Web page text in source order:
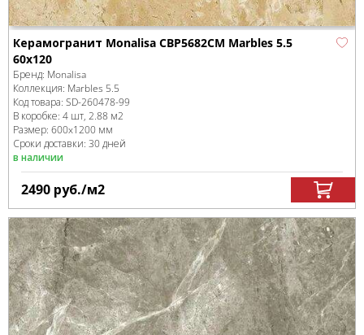
Керамогранит Monalisa CBP5682CM Marbles 5.5
60x120
Бренд: Monalisa
Коллекция: Marbles 5.5
Код товара: SD-260478-99
В коробке: 4 шт, 2.88 м2
Размер: 600x1200 мм
Сроки доставки: 30 дней
в наличии
2490 руб./м2